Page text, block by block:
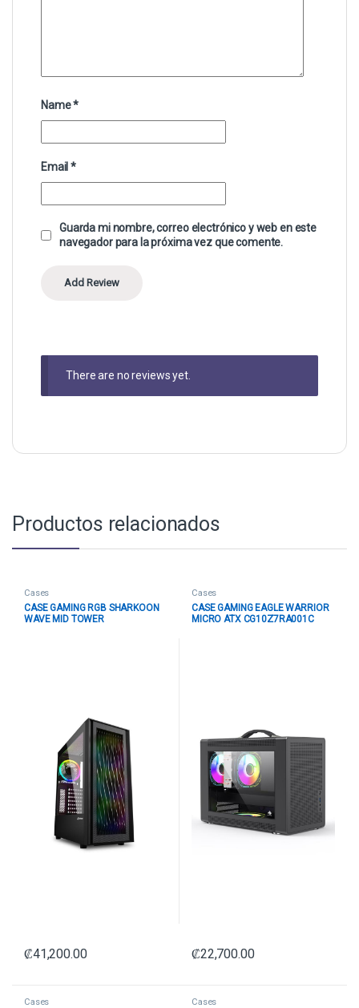
Name*
Email*
Guarda mi nombre, correo electrónico y web en este
navegador para la próxima vez que comente.
There are no reviews yet.
Productos relacionados
Cases
CASE GAMING RGB SHARKOON
WAVE MID TOWER
₡41,200.00
Cases
CASE GAMING EAGLE WARRIOR
MICRO ATX CG10Z7RA001C
₡22,700.00
Cases Cases